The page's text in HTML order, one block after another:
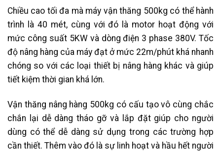
Chiều cao tối đa mà máy vận thăng 500kg có thể hành
trình là 40 mét, cùng với đó là motor hoạt động với
mức công suất 5KW và dòng điện 3 phase 380V. Tốc
độ nâng hàng của máy đạt ở mức 22m/phút khá nhanh
chóng so với các loại thiết bị nâng hàng khác và giúp
tiết kiệm thời gian khá lớn.
Vận thăng nâng hàng 500kg có cấu tạo vô cùng chắc
chắn lại dễ dàng tháo gỡ và lắp đặt giúp cho người
dùng có thể dễ dàng sử dụng trong các trường hợp
cần thiết. Thêm vào đó là sự linh hoạt và hầu hết người